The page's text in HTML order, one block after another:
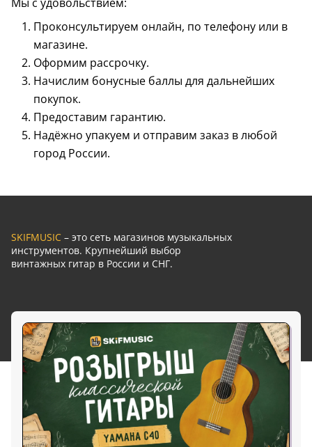
Проконсультируем онлайн, по телефону или в
магазине.
Оформим рассрочку.
Начислим бонусные баллы для дальнейших
покупок.
Предоставим гарантию.
Надёжно упакуем и отправим заказ в любой
город России.
SKIFMUSIC – это сеть магазинов музыкальных
инструментов. Крупнейший выбор
винтажных гитар в России и СНГ.